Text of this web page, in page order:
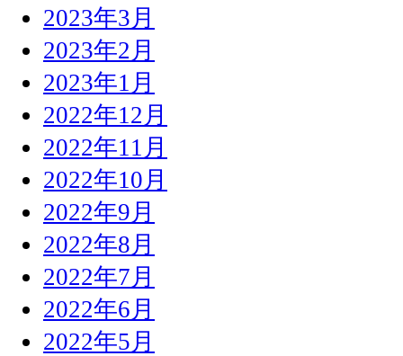
2023年3月
2023年2月
2023年1月
2022年12月
2022年11月
2022年10月
2022年9月
2022年8月
2022年7月
2022年6月
2022年5月